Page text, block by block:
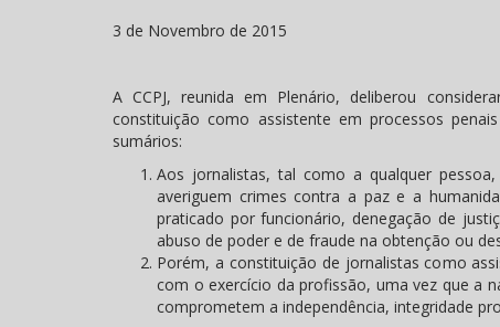
3 de Novembro de 2015
A CCPJ, reunida em Plenário, deliberou
constituição como assistente em processos
sumários:
Aos jornalistas, tal como a qualquer
averiguem crimes contra a paz e a
praticado por funcionário, denegação de
abuso de poder e de fraude na obtenção ou
Porém, a constituição de jornalistas como
com o exercício da profissão, uma vez que a
comprometem a independência, integridade